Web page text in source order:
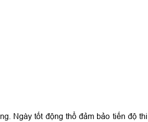
Ngày tốt động thổ đảm bảo tiến độ thi